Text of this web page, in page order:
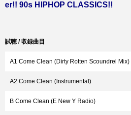
er!! 90s HIPHOP CLASSICS!!
試聴 / 収録曲目
A1 Come Clean (Dirty Rotten Scoundrel Mix)
A2 Come Clean (Instrumental)
B Come Clean (E New Y Radio)